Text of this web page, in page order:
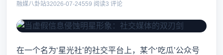
融媒八卦站32026-07-24559 阅读3 评论
在一个名为‘星光社’的社交平台上，某个‘吃瓜’公众号